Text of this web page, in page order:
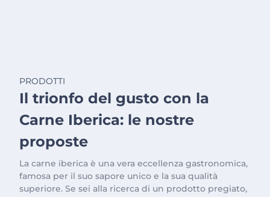
PRODOTTI
Il trionfo del gusto con la
Carne Iberica: le nostre
proposte
La carne iberica è una vera eccellenza gastronomica,
famosa per il suo sapore unico e la sua qualità
superiore. Se sei alla ricerca di un prodotto pregiato,